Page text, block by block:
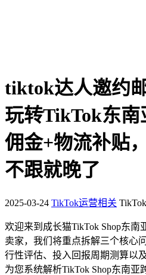
tiktok达人邀约
玩转TikTok东
佣金+物流补贴
不跟就晚了
2025-03-24 TikTok运营相关
欢迎来到成长猫TikTok Shop东
卖家，我们将重点拆解三个核心
行性评估、投入回报周期测算以
为您系统解析TikTok Shop东南